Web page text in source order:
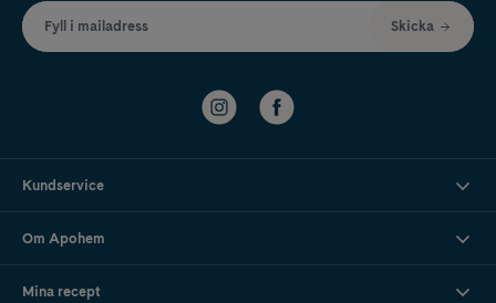
Fyll i mailadress Skicka
Kundservice
Om Apohem
Mina recept